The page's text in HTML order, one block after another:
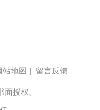
站地图 | 留言反馈
授权。